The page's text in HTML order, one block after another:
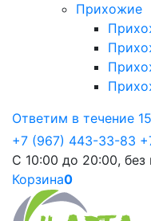
Прихожие
Ответим в течение
+7 (967) 443-33-83
С 10:00 до 20:00,
Корзина0